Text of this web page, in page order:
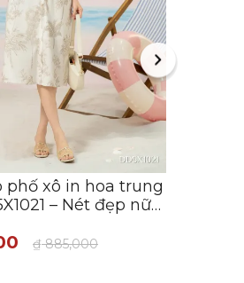
xô in hoa trung
– Nét đẹp nữ
₫ 885,000